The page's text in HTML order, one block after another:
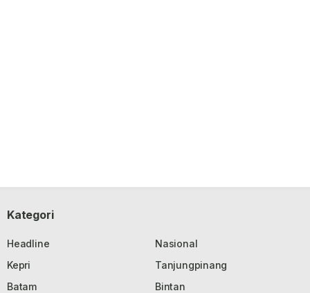
Kategori
Headline
Nasional
Kepri
Tanjungpinang
Batam
Bintan